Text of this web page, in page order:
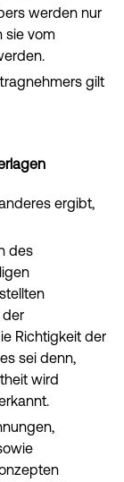
werden nur
sie vom
gilt
ergibt,
des
der
Richtigkeit der
sei denn,
wird